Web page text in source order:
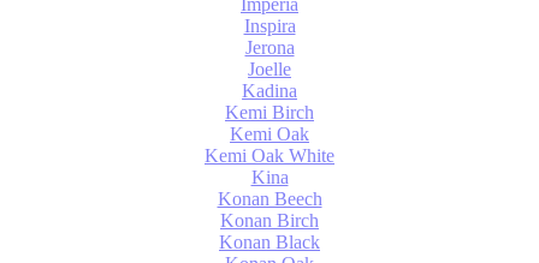
Inspira
Jerona
Joelle
Kadina
Kemi Birch
Kemi Oak
Kemi Oak White
Kina
Konan Beech
Konan Birch
Konan Black